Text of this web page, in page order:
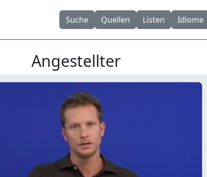
Suche Quellen Listen Idiome
Angestellter